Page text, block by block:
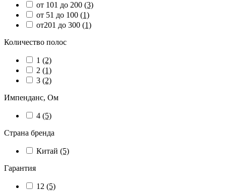
от 101 до 200 (3)
от 51 до 100 (1)
от201 до 300 (1)
Количество полос
1 (2)
2 (1)
3 (2)
Импенданс, Ом
4 (5)
Страна бренда
Китай (5)
Гарантия
12 (5)